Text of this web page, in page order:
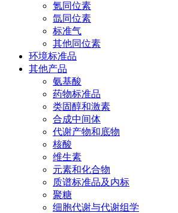
氪同位素
氙同位素
标准气
其他同位素
环境标准品
其他产品
氨基酸
药物标准品
类固醇和激素
合成中间体
代谢产物和底物
核酸
维生素
元素和化合物
质谱标准品及内标
聚糖
细胞代谢与代谢组学